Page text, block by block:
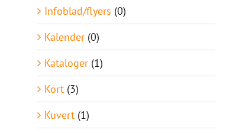
Infoblad/flyers (0)
Kalender (0)
Kataloger (1)
Kort (3)
Kuvert (1)